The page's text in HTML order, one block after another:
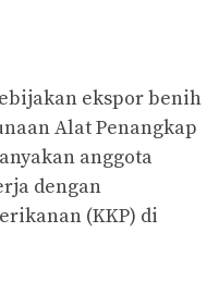
ekspor benih
Alat Penangkap
anggota
dengan
(KKP) di